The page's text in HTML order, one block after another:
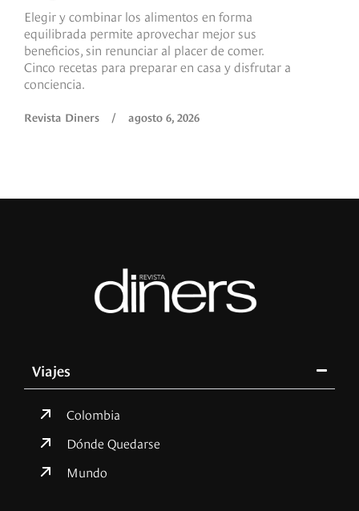
Elegir y combinar los alimentos en forma
equilibrada permite aprovechar mejor sus
beneficios, sin renunciar al placer de comer.
Cinco recetas para preparar en casa y disfrutar a
conciencia.
Revista Diners / agosto 6, 2026
Viajes
Colombia
Dónde Quedarse
Mundo